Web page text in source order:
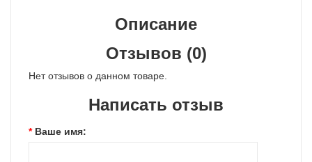
Описание
Отзывов (0)
Нет отзывов о данном товаре.
Написать отзыв
Ваше имя: